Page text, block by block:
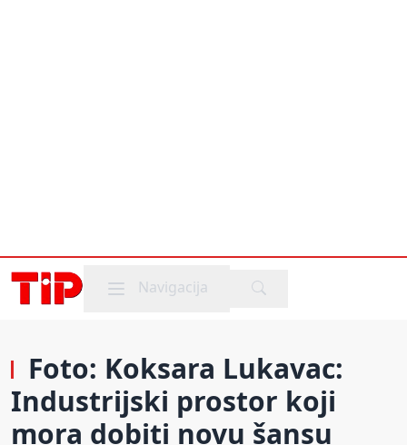
Mobile menu
Navigacija
Foto: Koksara Lukavac:
Industrijski prostor koji
mora dobiti novu šansu